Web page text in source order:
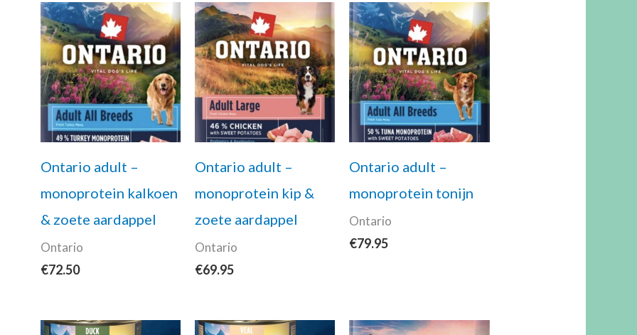
Ontario adult –
monoprotein kalkoen
& zoete aardappel
Ontario
€72.50
Ontario adult –
monoprotein kip &
zoete aardappel
Ontario
€69.95
Ontario adult –
monoprotein tonijn
Ontario
€79.95